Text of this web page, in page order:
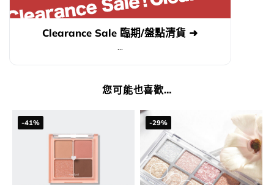
Clearance Sale 臨期/盤點清貨 ➜
...
您可能也喜歡…
-41% -29%